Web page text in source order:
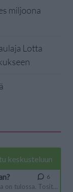
miljoona
Lotta